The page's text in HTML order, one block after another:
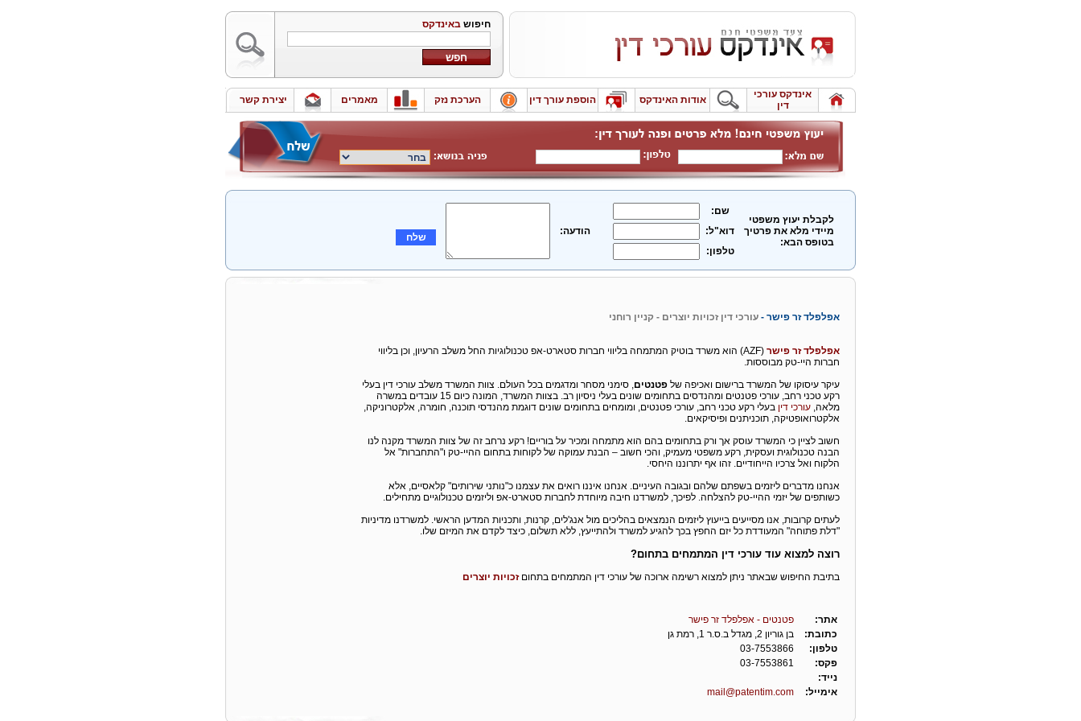
חיפוש באינדקס
אינדקס עורכי
דין
אודות האינדקס הוספת עורך דין הערכת נזק מאמרים יצירת קשר
לקבלת יעוץ משפטי
מיידי מלא את פרטיך
בטופס הבא:
שם:
דוא"ל:
טלפון:
הודעה:
שלח
אפלפלד זר פישר - עורכי דין זכויות יוצרים - קניין רוחני
אפלפלד זר פישר
(AZF) הוא משרד בוטיק המתמחה בליווי חברות סטארט-אפ טכנולוגיות החל משלב הרעיון, וכן בליווי
חברות היי-טק מבוססות.
עיקר עיסוקו של המשרד ברישום ואכיפה של פטנטים, סימני מסחר ומדגמים בכל העולם. צוות המשרד משלב עורכי דין בעלי
רקע טכני רחב, עורכי פטנטים ומהנדסים בתחומים שונים בעלי ניסיון רב. בצוות המשרד, המונה כיום 15 עובדים במשרה
מלאה, עורכי דין בעלי רקע טכני רחב, עורכי פטנטים, ומומחים בתחומים שונים דוגמת מהנדסי תוכנה, חומרה, אלקטרוניקה,
אלקטרואופטיקה, תוכניתנים ופיסיקאים.
חשוב לציין כי המשרד עוסק אך ורק בתחומים בהם הוא מתמחה ומכיר על בוריים! רקע נרחב זה של צוות המשרד מקנה לנו
הבנה טכנולוגית ועסקית, רקע משפטי מעמיק, והכי חשוב – הבנת עמוקה של לקוחות בתחום ההיי-טק ו"התחברות" אל
הלקוח ואל צרכיו הייחודיים. זהו אף יתרוננו היחסי.
אנחנו מדברים ליזמים בשפתם שלהם ובגובה העיניים. אנחנו איננו רואים את עצמנו כ"נותני שירותים" קלאסיים, אלא
כשותפים של יזמי ההיי-טק להצלחה. לפיכך, למשרדנו חיבה מיוחדת לחברות סטארט-אפ וליזמים טכנולוגיים מתחילים.
לעתים קרובות, אנו מסייעים בייעוץ ליזמים הנמצאים בהליכים מול אנג'לים, קרנות, ותכניות המדען הראשי. למשרדנו מדיניות
"דלת פתוחה" המעודדת כל יזם החפץ בכך להגיע למשרד ולהתייעץ, ללא תשלום, כיצד לקדם את המיזם שלו.
רוצה למצוא עוד עורכי דין המתמחים בתחום?
בתיבת החיפוש שבאתר ניתן למצוא רשימה ארוכה של עורכי דין המתמחים בתחוםזכויות יוצרים
אתר:
פטנטים - אפלפלד זר פישר
כתובת:
בן גוריון 2, מגדל ב.ס.ר 1, רמת גן
טלפון:
03-7553866
פקס:
03-7553861
נייד:
אימייל:
mail@patentim.com